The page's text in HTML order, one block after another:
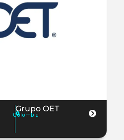
Grupo OET
Colombia